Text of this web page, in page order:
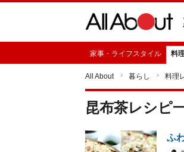
家事・ライフスタイル 料
All About 暮らし 料理
昆布茶レシピ
ふ